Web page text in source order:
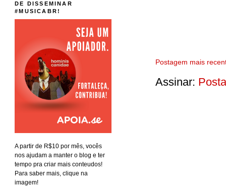
Postagem mais
Assinar:
DE DISSEMINAR
#MUSICABR!
A partir de R$10 por mês, vocês
nos ajudam a manter o blog e ter
tempo pra criar mais conteudos!
Para saber mais, clique na
imagem!